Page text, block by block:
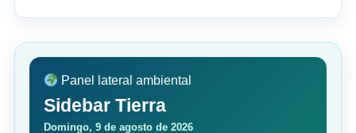
Panel lateral ambiental
Sidebar Tierra
Domingo, 9 de agosto de 2026